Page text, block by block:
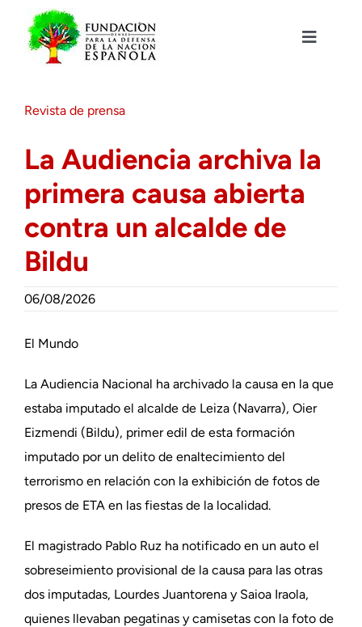
contenido
Toggle
Actualidad
Actividades
Colabora
Revista de prensa
La Audiencia archiva la
primera causa abierta
contra un alcalde de
Bildu
06/08/2026
El Mundo
La Audiencia Nacional ha archivado la causa en la que
estaba imputado el alcalde de Leiza (Navarra), Oier
Eizmendi (Bildu), primer edil de esta formación
imputado por un delito de enaltecimiento del
terrorismo en relación con la exhibición de fotos de
presos de ETA en las fiestas de la localidad.
El magistrado Pablo Ruz ha notificado en un auto el
sobreseimiento provisional de la causa para las otras
dos imputadas, Lourdes Juantorena y Saioa Iraola,
quienes llevaban pegatinas y camisetas con la foto de